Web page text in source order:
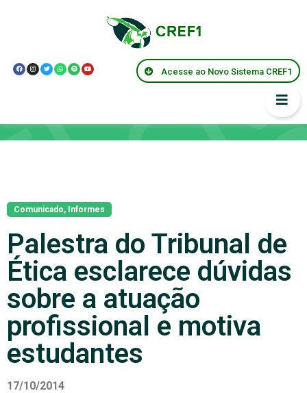
Acesse ao Novo Sistema CREF1
Comunicado, Informes
Palestra do Tribunal de
Ética esclarece dúvidas
sobre a atuação
profissional e motiva
estudantes
17/10/2014